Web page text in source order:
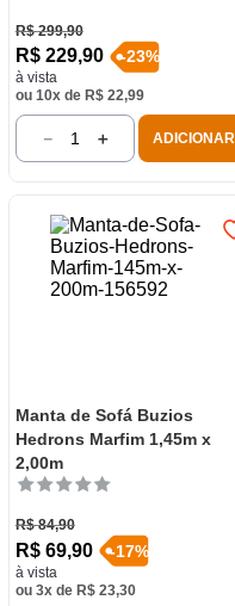
R$ 299,90
R$ 229,90
à vista
-23%
ou 10x de R$ 22,99
＋
－ ADICIONAR
Manta de Sofá Buzios
Hedrons Marfim 1,45m x
2,00m
R$ 84,90
R$ 69,90
à vista
-17%
ou 3x de R$ 23,30